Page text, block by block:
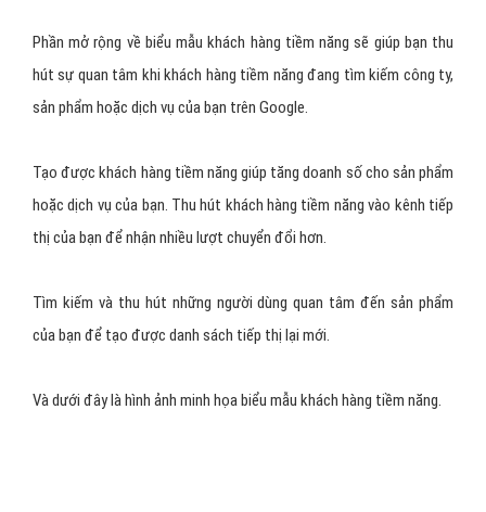
Phần mở rộng về biểu mẫu khách hàng tiềm năng sẽ giúp bạn thu
hút sự quan tâm khi khách hàng tiềm năng đang tìm kiếm công ty,
sản phẩm hoặc dịch vụ của bạn trên Google.
Tạo được khách hàng tiềm năng giúp tăng doanh số cho sản phẩm
hoặc dịch vụ của bạn. Thu hút khách hàng tiềm năng vào kênh tiếp
thị của bạn để nhận nhiều lượt chuyển đổi hơn.
Tìm kiếm và thu hút những người dùng quan tâm đến sản phẩm
của bạn để tạo được danh sách tiếp thị lại mới.
Và dưới đây là hình ảnh minh họa biểu mẫu khách hàng tiềm năng.